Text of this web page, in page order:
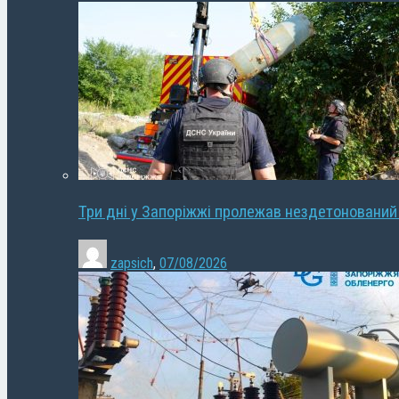
Три дні у Запоріжжі пролежав
zapsich, 07/08/2026